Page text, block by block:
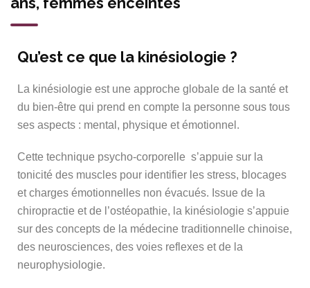
Qu’est ce que la kinésiologie ?
La kinésiologie est une approche globale de la santé et
du bien-être qui prend en compte la personne sous tous
ses aspects : mental, physique et émotionnel.
Cette technique psycho-corporelle s’appuie sur la
tonicité des muscles pour identifier les stress, blocages
et charges émotionnelles non évacués. Issue de la
chiropractie et de l’ostéopathie, la kinésiologie s’appuie
sur des concepts de la médecine traditionnelle chinoise,
des neurosciences, des voies reflexes et de la
neurophysiologie.